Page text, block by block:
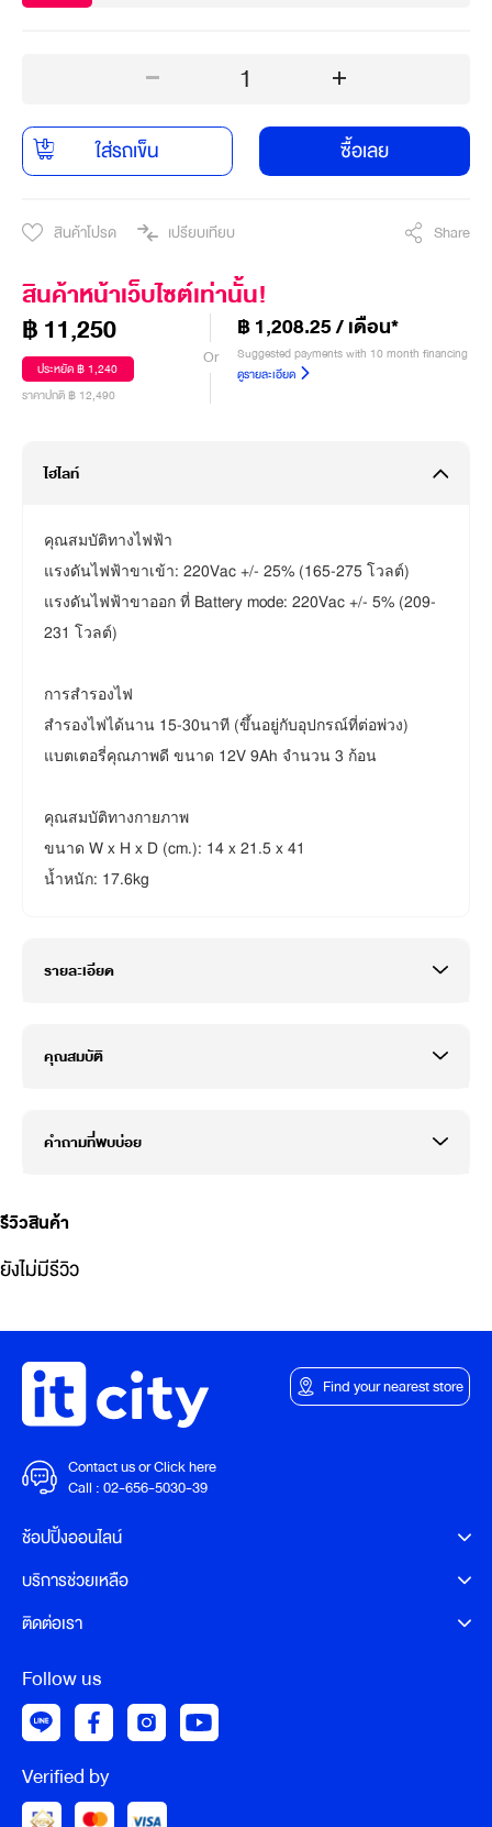
1
ใส่รถเข็น ซื้อเลย
สินค้าโปรด เปรียบเทียบ Share
สินค้าหน้าเว็บไซต์เท่านั้น!
฿ 11,250
ประหยัด ฿ 1,240
ราคาปกติ ฿ 12,490
Or
฿ 1,208.25 / เดือน*
Suggested payments with 10 month financing
ดูรายละเอียด
ไฮไลท์
คุณสมบัติทางไฟฟ้า
แรงดันไฟฟ้าขาเข้า: 220Vac +/- 25% (165-275 โวลต์)
แรงดันไฟฟ้าขาออก ที่ Battery mode: 220Vac +/- 5% (209-
231 โวลต์)
การสำรองไฟ
สำรองไฟได้นาน 15-30นาที (ขึ้นอยู่กับอุปกรณ์ที่ต่อพ่วง)
แบตเตอรี่คุณภาพดี ขนาด 12V 9Ah จำนวน 3 ก้อน
คุณสมบัติทางกายภาพ
ขนาด W x H x D (cm.): 14 x 21.5 x 41
น้ำหนัก: 17.6kg
รายละเอียด
คุณสมบัติ
คำถามที่พบบ่อย
รีวิวสินค้า
ยังไม่มีรีวิว
Contact us or Click here
Call :02-656-5030-39
Find your nearest store
ช้อปปิ้งออนไลน์
บริการช่วยเหลือ
ติดต่อเรา
Follow us
Verified by